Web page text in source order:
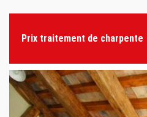
Prix traitement de charpente